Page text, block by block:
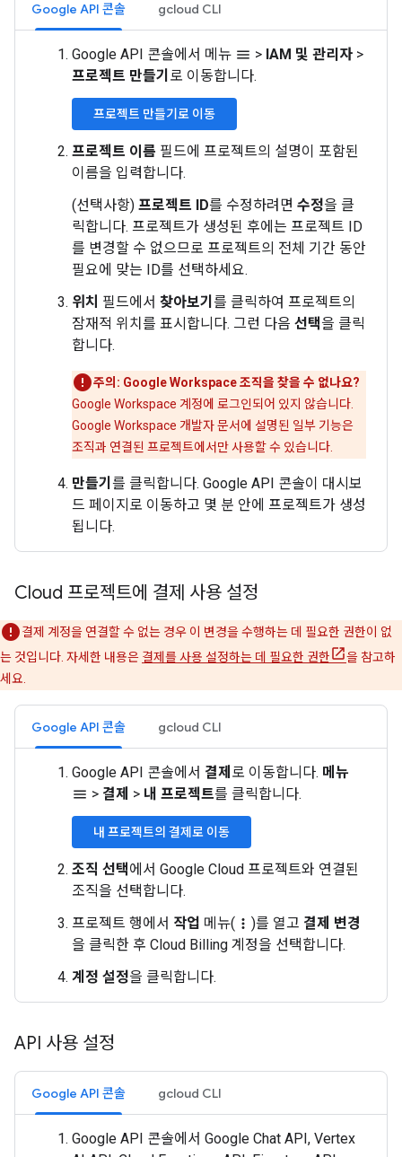
Google API 콘솔 gcloud CLI
Google API 콘솔에서 메뉴 menu > IAM 및 관리자 >
프로젝트 만들기 로 이동합니다.
프로젝트 만들기로 이동
프로젝트 이름 필드에 프로젝트의 설명이 포함된
이름을 입력합니다.
(선택사항) 프로젝트 ID를 수정하려면 수정을 클
릭합니다. 프로젝트가 생성된 후에는 프로젝트 ID
를 변경할 수 없으므로 프로젝트의 전체 기간 동안
필요에 맞는 ID를 선택하세요.
위치 필드에서 찾아보기 를 클릭하여 프로젝트의
잠재적 위치를 표시합니다. 그런 다음 선택을 클릭
합니다.
주의: Google Workspace 조직을 찾을 수 없나요?
Google Workspace 계정에 로그인되어 있지 않습니다.
Google Workspace 개발자 문서에 설명된 일부 기능은
조직과 연결된 프로젝트에서만 사용할 수 있습니다.
만들기 를 클릭합니다. Google API 콘솔이 대시보
드 페이지로 이동하고 몇 분 안에 프로젝트가 생성
됩니다.
Cloud 프로젝트에 결제 사용 설정
결제 계정을 연결할 수 없는 경우 이 변경을 수행하는 데 필요한 권한이 없
는 것입니다. 자세한 내용은 결제를 사용 설정하는 데 필요한 권한
을 참고하
세요.
Google API 콘솔 gcloud CLI
Google API 콘솔에서 결제 로 이동합니다. 메뉴
menu > 결제 > 내 프로젝트를 클릭합니다.
내 프로젝트의 결제로 이동
조직 선택에서 Google Cloud 프로젝트와 연결된
조직을 선택합니다.
프로젝트 행에서 작업 메뉴( more_vert )를 열고 결제 변경
을 클릭한 후 Cloud Billing 계정을 선택합니다.
계정 설정을 클릭합니다.
API 사용 설정
Google API 콘솔 gcloud CLI
Google API 콘솔에서 Google Chat API, Vertex